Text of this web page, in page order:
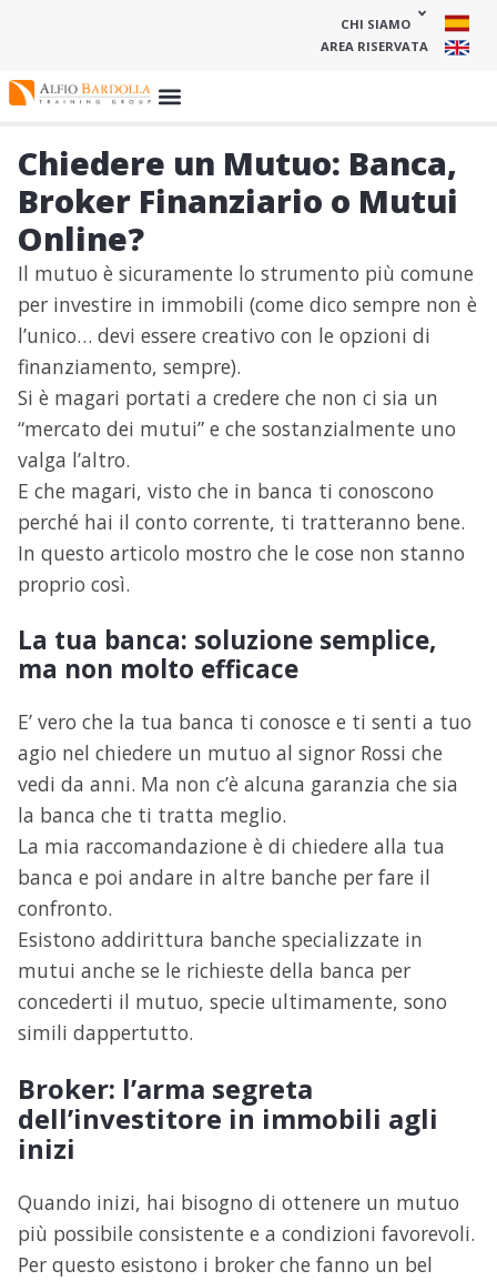
CHI SIAMO
AREA RISERVATA
Chiedere un Mutuo: Banca,
Broker Finanziario o Mutui
Online?
Il mutuo è sicuramente lo strumento più comune
per investire in immobili (come dico sempre non è
l’unico… devi essere creativo con le opzioni di
finanziamento, sempre).
Si è magari portati a credere che non ci sia un
“mercato dei mutui” e che sostanzialmente uno
valga l’altro.
E che magari, visto che in banca ti conoscono
perché hai il conto corrente, ti tratteranno bene.
In questo articolo mostro che le cose non stanno
proprio così.
La tua banca: soluzione semplice,
ma non molto efficace
E’ vero che la tua banca ti conosce e ti senti a tuo
agio nel chiedere un mutuo al signor Rossi che
vedi da anni. Ma non c’è alcuna garanzia che sia
la banca che ti tratta meglio.
La mia raccomandazione è di chiedere alla tua
banca e poi andare in altre banche per fare il
confronto.
Esistono addirittura banche specializzate in
mutui anche se le richieste della banca per
concederti il mutuo, specie ultimamente, sono
simili dappertutto.
Broker: l’arma segreta
dell’investitore in immobili agli
inizi
Quando inizi, hai bisogno di ottenere un mutuo
più possibile consistente e a condizioni favorevoli.
Per questo esistono i broker che fanno un bel